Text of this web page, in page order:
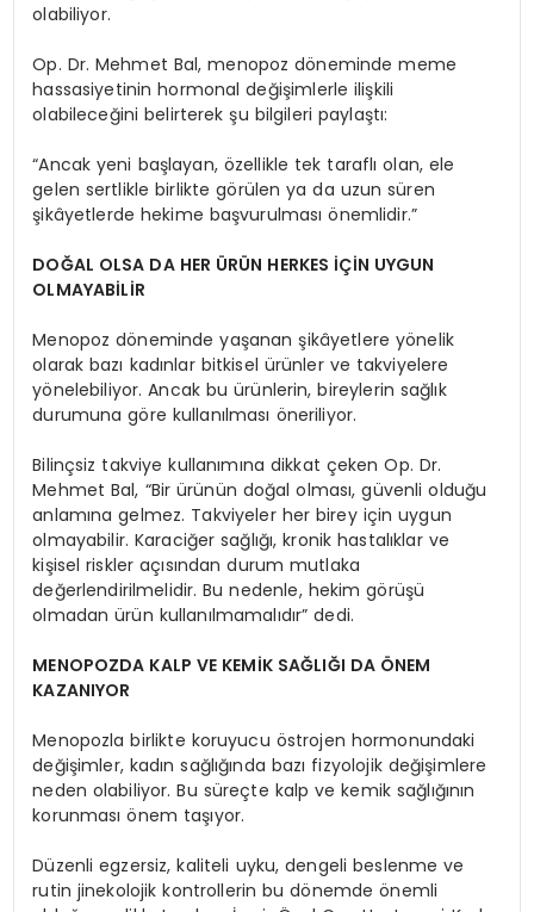
olabiliyor.
Op. Dr. Mehmet Bal, menopoz döneminde meme
hassasiyetinin hormonal değişimlerle ilişkili
olabileceğini belirterek şu bilgileri paylaştı:
“Ancak yeni başlayan, özellikle tek taraflı olan, ele
gelen sertlikle birlikte görülen ya da uzun süren
şikâyetlerde hekime başvurulması önemlidir.”
DOĞAL OLSA DA HER ÜRÜN HERKES İÇİN UYGUN
OLMAYABİLİR
Menopoz döneminde yaşanan şikâyetlere yönelik
olarak bazı kadınlar bitkisel ürünler ve takviyelere
yönelebiliyor. Ancak bu ürünlerin, bireylerin sağlık
durumuna göre kullanılması öneriliyor.
Bilinçsiz takviye kullanımına dikkat çeken Op. Dr.
Mehmet Bal, “Bir ürünün doğal olması, güvenli olduğu
anlamına gelmez. Takviyeler her birey için uygun
olmayabilir. Karaciğer sağlığı, kronik hastalıklar ve
kişisel riskler açısından durum mutlaka
değerlendirilmelidir. Bu nedenle, hekim görüşü
olmadan ürün kullanılmamalıdır” dedi.
MENOPOZDA KALP VE KEMİK SAĞLIĞI DA ÖNEM
KAZANIYOR
Menopozla birlikte koruyucu östrojen hormonundaki
değişimler, kadın sağlığında bazı fizyolojik değişimlere
neden olabiliyor. Bu süreçte kalp ve kemik sağlığının
korunması önem taşıyor.
Düzenli egzersiz, kaliteli uyku, dengeli beslenme ve
rutin jinekolojik kontrollerin bu dönemde önemli